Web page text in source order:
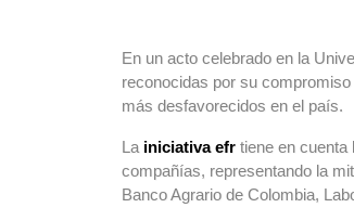
En un acto celebrado en la
reconocidas por su
más desfavorecidos en el país.
La iniciativa efr tiene en
compañías, representando la
Banco Agrario de Colombia,